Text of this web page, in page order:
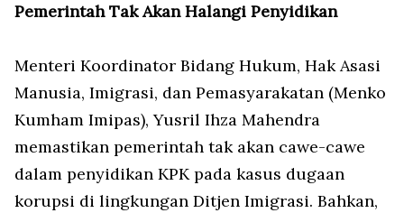
Pemerintah Tak Akan Halangi Penyidikan
Menteri Koordinator Bidang Hukum, Hak Asasi
Manusia, Imigrasi, dan Pemasyarakatan (Menko
Kumham Imipas), Yusril Ihza Mahendra
memastikan pemerintah tak akan cawe-cawe
dalam penyidikan KPK pada kasus dugaan
korupsi di lingkungan Ditjen Imigrasi. Bahkan,